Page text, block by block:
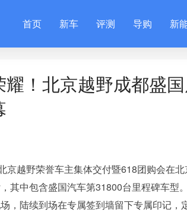
首页 新车 评测 导购 新
耀！北京越野成都盛
京越野荣誉车主集体交付暨618团购会在
其中包含盛国汽车第31800台里程碑车型
，陆续到场在专属签到墙留下专属印记